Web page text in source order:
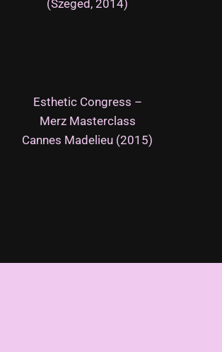
(Szeged, 2014)
Esthetic Congress –
Merz Masterclass
Cannes Madelieu (2015)